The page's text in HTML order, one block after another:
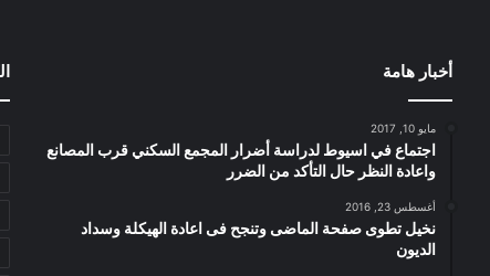
أخبار هامة
مايو 10, 2017
اجتماع في اسيوط لدراسة أضرار المجمع السكني قرب المصانع
واعادة النظر حال التأكد من الضرر
أغسطس 23, 2016
نخيل تطوى صفحة الماضى وتنجح فى اعادة الهيكلة وسداد
الديون